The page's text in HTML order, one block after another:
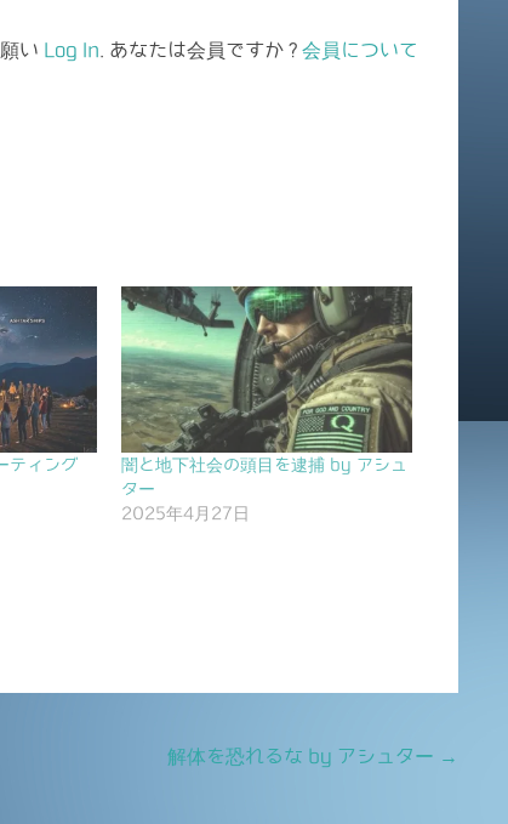
い Log In . あなたは会員ですか ? 会員について
ティング
闇と地下社会の頭目を逮捕 by アシュ
ター
2025年4月27日
解体を恐れるな by アシュター →